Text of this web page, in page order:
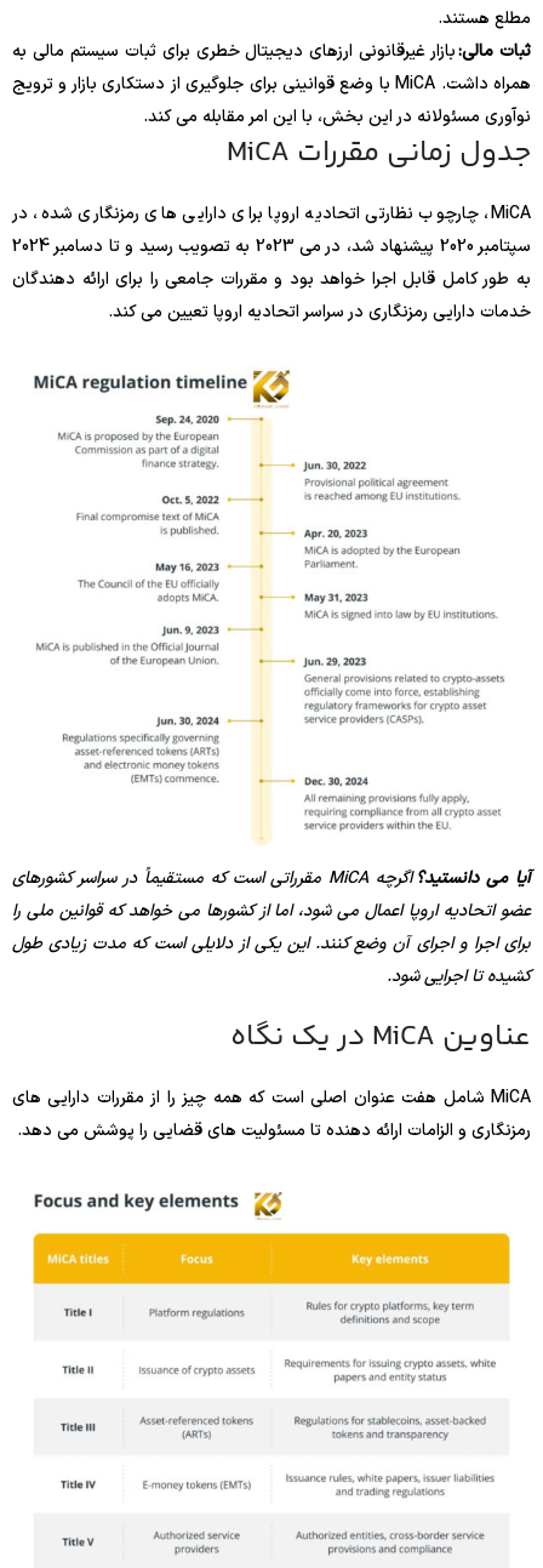
مطلع هستند.
ثبات مالی:بازار غیرقانونی ارزهای دیجیتال خطری برای ثبات سیستم مالی به
همراه داشت. MiCA با وضع قوانینی برای جلوگیری از دستکاری بازار و ترویج
نوآوری مسئولانه در این بخش، با این امر مقابله می کند.
جدول زمانی مقررات MiCA
MiCA، چارچوب نظارتی اتحادیه اروپا برای دارایی های رمزنگاری شده، در
سپتامبر 2020 پیشنهاد شد، در می 2023 به تصویب رسید و تا دسامبر 2024
به طور کامل قابل اجرا خواهد بود و مقررات جامعی را برای ارائه دهندگان
خدمات دارایی رمزنگاری در سراسر اتحادیه اروپا تعیین می کند.
آیا می دانستید؟
اگرچه MiCA مقرراتی است که مستقیماً در سراسر کشورهای
عضو اتحادیه اروپا اعمال می شود، اما از کشورها می خواهد که قوانین ملی را
برای اجرا و اجرای آن وضع کنند. این یکی از دلایلی است که مدت زیادی طول
کشیده تا اجرایی شود.
عناوین MiCA در یک نگاه
MiCA شامل هفت عنوان اصلی است که همه چیز را از مقررات دارایی های
رمزنگاری و الزامات ارائه دهنده تا مسئولیت های قضایی را پوشش می دهد.